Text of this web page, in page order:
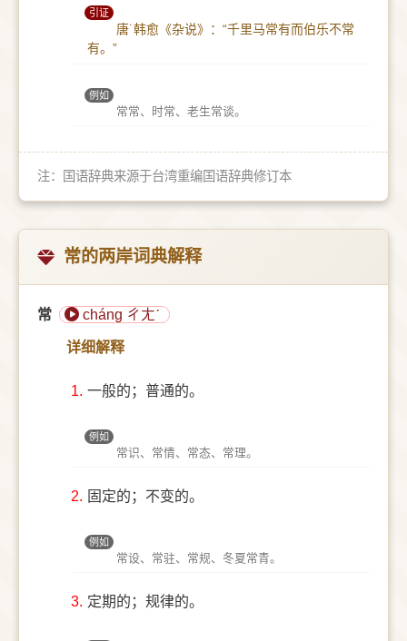
引证
唐˙韩愈《杂说》：“千里马常有而伯乐不常
有。”
例如
常常、时常、老生常谈。
注：国语辞典来源于台湾重编国语辞典修订本
常的两岸词典解释
常 cháng ㄔㄤˊ
详细解释
1. 一般的；普通的。
例如
常识、常情、常态、常理。
2. 固定的；不变的。
例如
常设、常驻、常规、冬夏常青。
3. 定期的；规律的。